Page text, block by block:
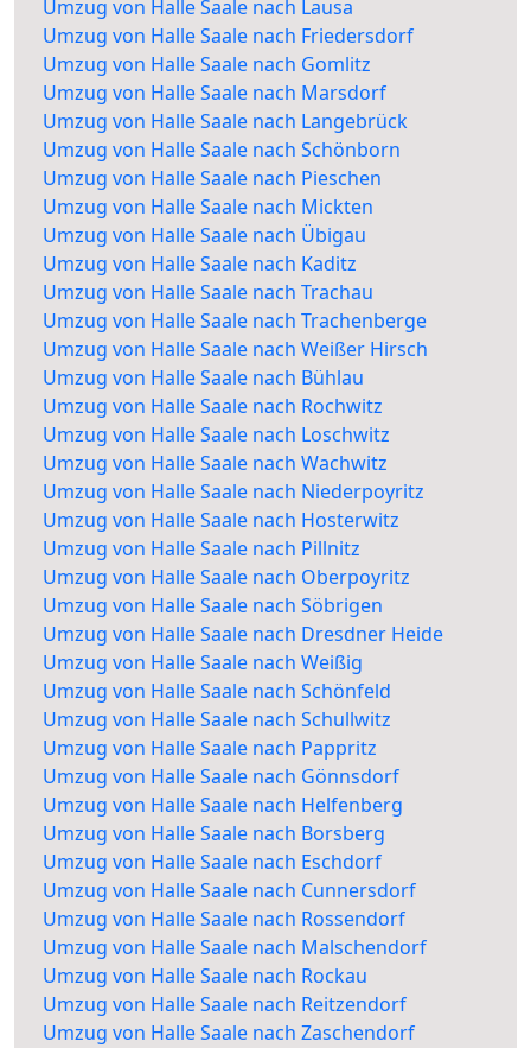
Umzug von Halle Saale nach Lausa
Umzug von Halle Saale nach Friedersdorf
Umzug von Halle Saale nach Gomlitz
Umzug von Halle Saale nach Marsdorf
Umzug von Halle Saale nach Langebrück
Umzug von Halle Saale nach Schönborn
Umzug von Halle Saale nach Pieschen
Umzug von Halle Saale nach Mickten
Umzug von Halle Saale nach Übigau
Umzug von Halle Saale nach Kaditz
Umzug von Halle Saale nach Trachau
Umzug von Halle Saale nach Trachenberge
Umzug von Halle Saale nach Weißer Hirsch
Umzug von Halle Saale nach Bühlau
Umzug von Halle Saale nach Rochwitz
Umzug von Halle Saale nach Loschwitz
Umzug von Halle Saale nach Wachwitz
Umzug von Halle Saale nach Niederpoyritz
Umzug von Halle Saale nach Hosterwitz
Umzug von Halle Saale nach Pillnitz
Umzug von Halle Saale nach Oberpoyritz
Umzug von Halle Saale nach Söbrigen
Umzug von Halle Saale nach Dresdner Heide
Umzug von Halle Saale nach Weißig
Umzug von Halle Saale nach Schönfeld
Umzug von Halle Saale nach Schullwitz
Umzug von Halle Saale nach Pappritz
Umzug von Halle Saale nach Gönnsdorf
Umzug von Halle Saale nach Helfenberg
Umzug von Halle Saale nach Borsberg
Umzug von Halle Saale nach Eschdorf
Umzug von Halle Saale nach Cunnersdorf
Umzug von Halle Saale nach Rossendorf
Umzug von Halle Saale nach Malschendorf
Umzug von Halle Saale nach Rockau
Umzug von Halle Saale nach Reitzendorf
Umzug von Halle Saale nach Zaschendorf